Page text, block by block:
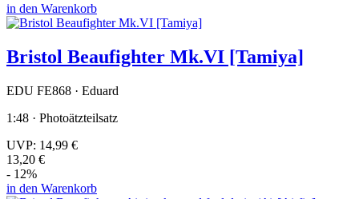
in den Warenkorb
Bristol Beaufighter Mk.VI [Tamiya]
EDU FE868 · Eduard
1:48 · Photoätzteilsatz
UVP: 14,99 €
13,20 €
- 12%
in den Warenkorb